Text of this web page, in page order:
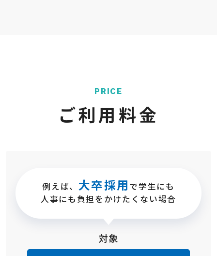
PRICE
ご利用料金
例えば、 大卒採用 で学生にも
人事にも負担をかけたくない場合
対象